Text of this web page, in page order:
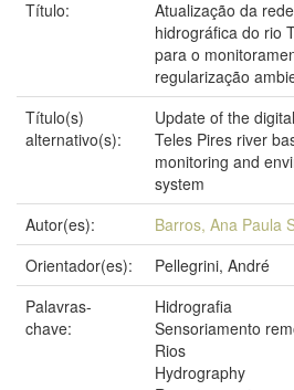
Título:
Atualização da
hidrográfica do rio
para o
regularização
Título(s)
alternativo(s):
Update of the
Teles Pires river
monitoring and
system
Autor(es):
Barros, Ana Paula
Orientador(es):
Pellegrini, André
Palavras-
chave:
Hidrografia
Sensoriamento
Rios
Hydrography